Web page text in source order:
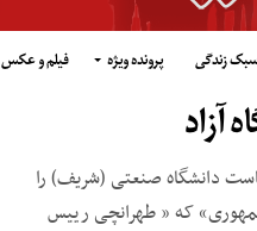
زندگی پرونده ویژه فیلم و عکس
آزاد
دانشگاه صنعتی (شریف) را
که « طهرانچی رییس